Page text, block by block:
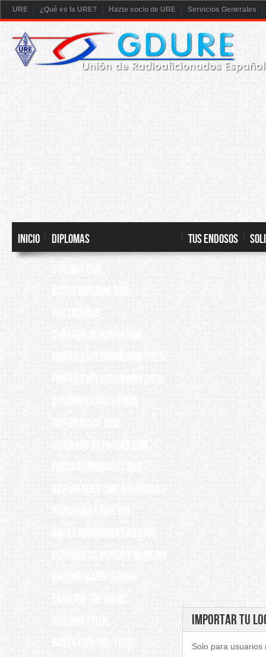
URE ¿Qué es la URE? Hazte socio de URE Servicios Generales
Inicio DIPLOMAS
DIPLOMA DME
BASES DIPLOMA DME
TUS ENDOSOS
CUADROS DE HONOR DME
TROFEO EXPEDICIONARIO 2025
TROFEO EXPEDICIONARIO 2026
DIPLOMAS CONCEDIDOS
REFERENCIAS DME
SUBIR LOG ACTIVIDAD DME
FOTOS ACTIVIDADES DME
Actividades DME no válidas
PROGRAMA EADX100
Bases programa EADX100
Cuadros de Honor y Ranking
Diplomas concedidos
EADX100 TOP ANUAL
DIPLOMA TTLOC
Bases Diploma TTLOC
TUS ENDOSOS
IMPORTAR TU
Solo para usuarios